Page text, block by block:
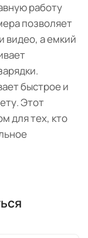
работу
позволяет
видео, а емкий
быстрое и
Этот
для тех, кто